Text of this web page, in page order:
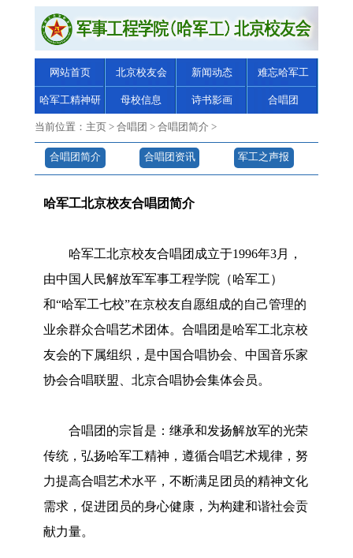
网站首页 北京校友会 新闻动态 难忘哈军工
哈军工精神研
究
母校信息 诗书影画 合唱团
当前位置： 主页 > 合唱团 > 合唱团简介 >
合唱团简介 合唱团资讯
军工之声报
纸
哈军工北京校友合唱团简介
哈军工北京校友合唱团成立于1996年3月，
由中国人民解放军军事工程学院（哈军工）
和“哈军工七校”在京校友自愿组成的自己管理的
业余群众合唱艺术团体。合唱团是哈军工北京校
友会的下属组织，是中国合唱协会、中国音乐家
协会合唱联盟、北京合唱协会集体会员。
合唱团的宗旨是：继承和发扬解放军的光荣
传统，弘扬哈军工精神，遵循合唱艺术规律，努
力提高合唱艺术水平，不断满足团员的精神文化
需求，促进团员的身心健康，为构建和谐社会贡
献力量。